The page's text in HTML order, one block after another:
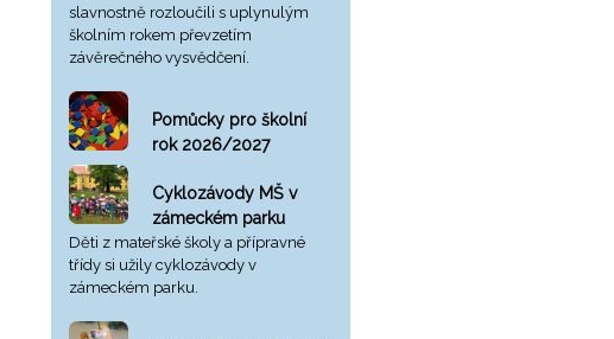
slavnostně rozloučili s uplynulým
školním rokem převzetím
závěrečného vysvědčení.
Pomůcky pro školní
rok 2026/2027
Cyklozávody MŠ v
zámeckém parku
Děti z mateřské školy a přípravné
třídy si užily cyklozávody v
zámeckém parku.